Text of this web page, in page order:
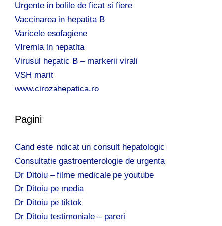
Urgente in bolile de ficat si fiere
Vaccinarea in hepatita B
Varicele esofagiene
VIremia in hepatita
Virusul hepatic B – markerii virali
VSH marit
www.cirozahepatica.ro
Pagini
Cand este indicat un consult hepatologic
Consultatie gastroenterologie de urgenta
Dr Ditoiu – filme medicale pe youtube
Dr Ditoiu pe media
Dr Ditoiu pe tiktok
Dr Ditoiu testimoniale – pareri